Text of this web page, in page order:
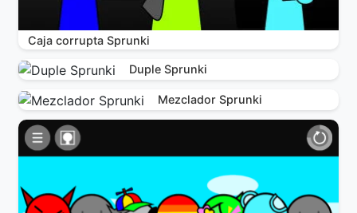
Caja corrupta Sprunki
Duple Sprunki
Mezclador Sprunki